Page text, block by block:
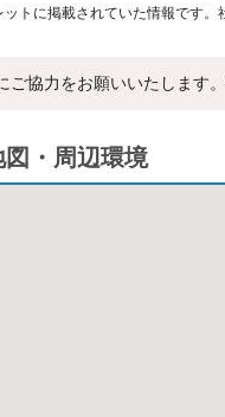
トに掲載されていた情報です。
ご協力をお願いいたします
・周辺環境